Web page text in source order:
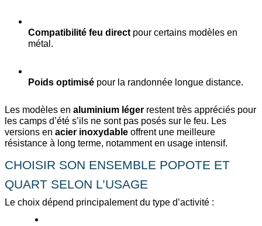
Compatibilité feu direct pour certains modèles en
métal.
Poids optimisé pour la randonnée longue distance.
Les modèles en aluminium léger restent très appréciés pour
les camps d’été s’ils ne sont pas posés sur le feu. Les
versions en acier inoxydable offrent une meilleure
résistance à long terme, notamment en usage intensif.
CHOISIR SON ENSEMBLE POPOTE ET
QUART SELON L’USAGE
Le choix dépend principalement du type d’activité :